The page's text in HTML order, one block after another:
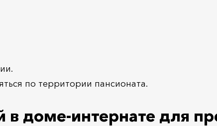
по территории пансионата.
доме-интернате для